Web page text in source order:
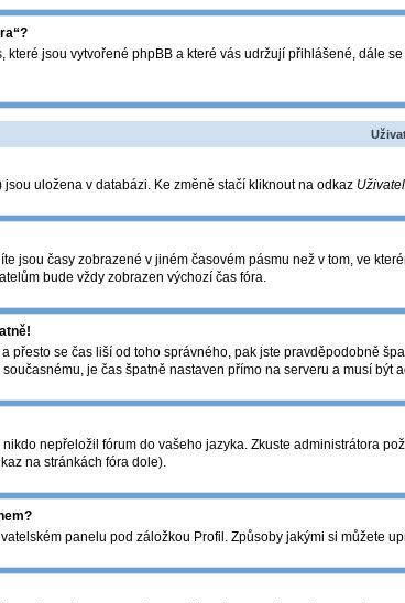
které jsou vytvořené phpBB a které vás udržují přihlášené,
uložena v databázi. Ke změně stačí kliknout na odkaz
jsou časy zobrazené v jiném časovém pásmu než v tom, ve
bude vždy zobrazen výchozí čas fóra.
přesto se čas liší od toho správného, pak jste pravděpodobně
je čas špatně nastaven přímo na serveru a musí být
nepřeložil fórum do vašeho jazyka. Zkuste administrátora
na stránkách fóra dole).
panelu pod záložkou Profil. Způsoby jakými si